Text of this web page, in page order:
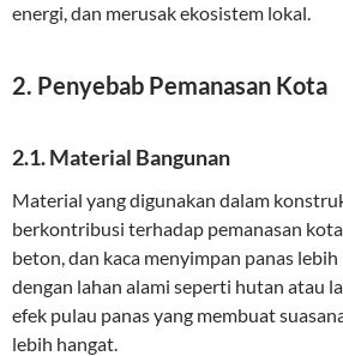
energi, dan merusak ekosistem lokal.
2. Penyebab Pemanasan Kota
2.1. Material Bangunan
Material yang digunakan dalam
berkontribusi terhadap pemanasan
beton, dan kaca menyimpan panas
dengan lahan alami seperti hutan atau
efek pulau panas yang membuat
lebih hangat.